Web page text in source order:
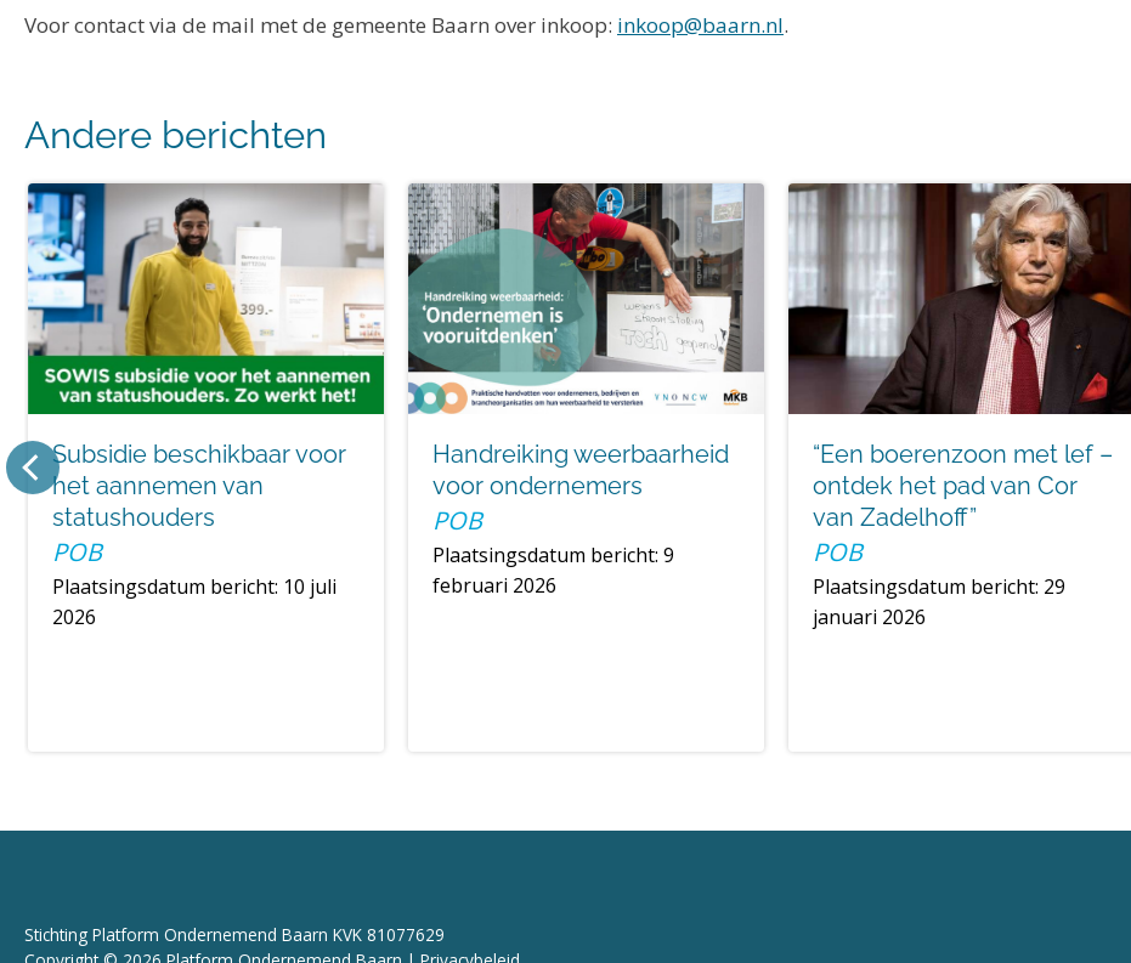
Voor contact via de mail met de gemeente Baarn over inkoop: inkoop@baarn.nl.
Andere berichten
Subsidie beschikbaar voor
het aannemen van
statushouders
POB
Plaatsingsdatum bericht: 10 juli
2026
Handreiking weerbaarheid
voor ondernemers
POB
Plaatsingsdatum bericht: 9
februari 2026
“Een boerenzoon met lef –
ontdek het pad van Cor
van Zadelhoff”
POB
Plaatsingsdatum bericht: 29
januari 2026
Stichting Platform Ondernemend Baarn KVK 81077629